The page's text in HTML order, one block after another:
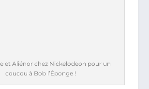
et Aliénor chez Nickelodeon pour un
coucou à Bob l’Éponge !